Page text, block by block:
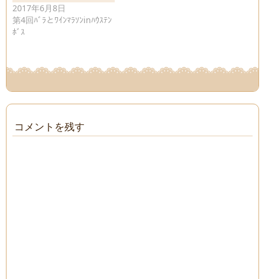
2017年6月8日
第4回ﾊﾞﾗとﾜｲﾝﾏﾗｿﾝinﾊｳｽﾃﾝ
ﾎﾞｽ
コメントを残す